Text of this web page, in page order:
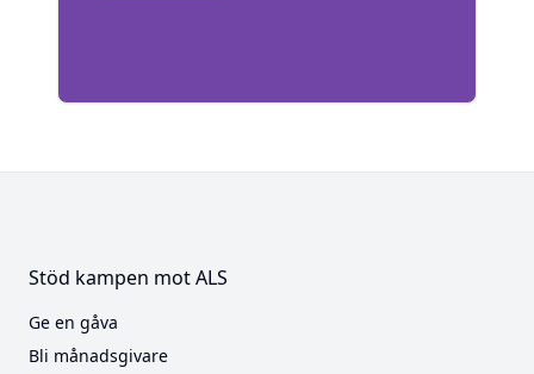
Stöd kampen mot ALS
Ge en gåva
Bli månadsgivare